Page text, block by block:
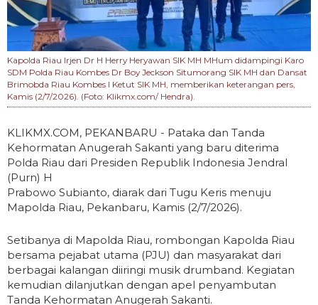
Kapolda Riau Irjen Dr H Herry Heryawan SIK MH MHum didampingi Karo
SDM Polda Riau Kombes Dr Boy Jeckson Situmorang SIK MH dan Dansat
Brimobda Riau Kombes I Ketut SIK MH, memberikan keterangan pers,
Kamis (2/7/2026). (Foto: Klikmx.com/ Hendra).
KLIKMX.COM, PEKANBARU - Pataka dan Tanda
Kehormatan Anugerah Sakanti yang baru diterima
Polda Riau dari Presiden Republik Indonesia Jendral
(Purn) H
Prabowo Subianto, diarak dari Tugu Keris menuju
Mapolda Riau, Pekanbaru, Kamis (2/7/2026).
Setibanya di Mapolda Riau, rombongan Kapolda Riau
bersama pejabat utama (PJU) dan masyarakat dari
berbagai kalangan diiringi musik drumband. Kegiatan
kemudian dilanjutkan dengan apel penyambutan
Tanda Kehormatan Anugerah Sakanti.